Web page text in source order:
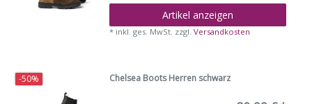
Artikel anzeigen
* inkl. ges. MwSt. zzgl.Versandkosten
-50% Chelsea Boots Herren schwarz